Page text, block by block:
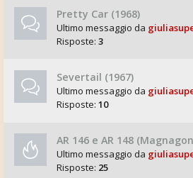
Pretty Car (1968)
Ultimo messaggio da
Risposte: 3
Severtail (1967)
Ultimo messaggio da
Risposte: 10
AR 146 e AR 148
Ultimo messaggio da
Risposte: 25